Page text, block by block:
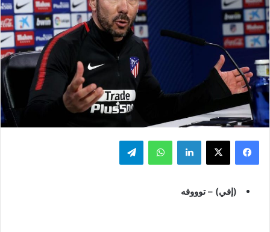
فيسبوك ‫X لينكدإن واتساب تيلقرام
(إفي) – توووفه